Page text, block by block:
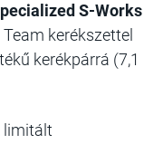
S-Works
kerékszettel
kerékpárrá (7,1
limitált